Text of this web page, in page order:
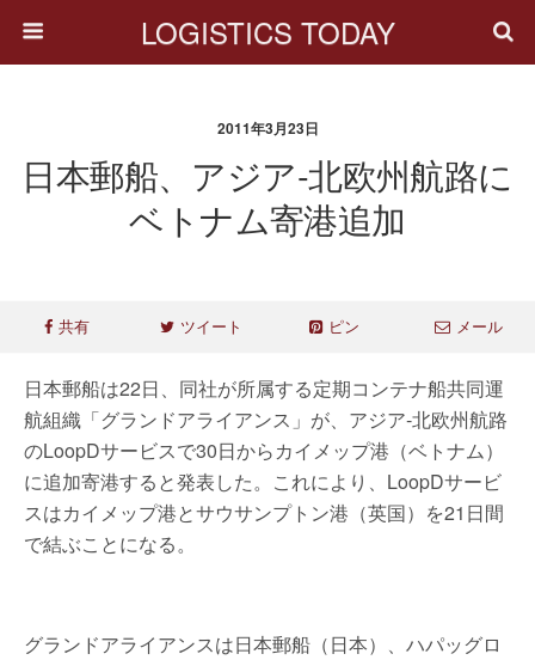
LOGISTICS TODAY
2011年3月23日
日本郵船、アジア‐北欧州航路に
ベトナム寄港追加
共有 ツイート ピン メール
日本郵船は22日、同社が所属する定期コンテナ船共同運
航組織「グランドアライアンス」が、アジア‐北欧州航路
のLoopDサービスで30日からカイメップ港（ベトナム）
に追加寄港すると発表した。これにより、LoopDサービ
スはカイメップ港とサウサンプトン港（英国）を21日間
で結ぶことになる。
グランドアライアンスは日本郵船（日本）、ハパッグロ